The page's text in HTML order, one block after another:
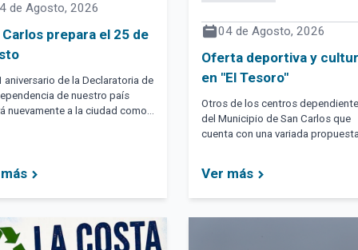
de Agosto, 2026
Carlos prepara el 25 de
aniversario de la Declaratoria de
de nuestro país
nuevamente a la ciudad como
04 de Agosto, 2026
Oferta deportiva y
en "El Tesoro"
Otros de los centros
del Municipio de San Carlos que
cuenta con una variada
Ver más